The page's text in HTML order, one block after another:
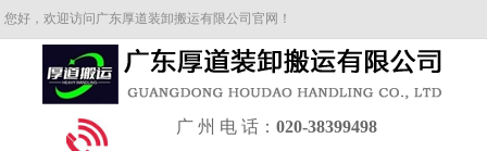
您好，欢迎访问广东厚道装卸搬运有限公司官网！
广 州 电 话： 020-38399498